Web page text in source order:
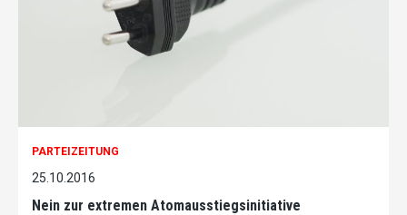
PARTEIZEITUNG
25.10.2016
Nein zur extremen Atomausstiegsinitiative